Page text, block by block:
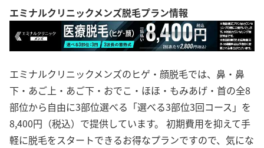
エミナルクリニックメンズ脱毛プラン情報
エミナルクリニックメンズのヒゲ・顔脱毛では、鼻・鼻
下・あご上・あご下・おでこ・ほほ・もみあげ・首の全8
部位から自由に3部位選べる「選べる3部位3回コース」を
8,400円（税込）で提供しています。 初期費用を抑えて手
軽に脱毛をスタートできるお得なプランですので、気にな